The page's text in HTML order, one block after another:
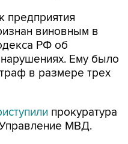
предприятия
виновным в
РФ об
Ему было
в размере трех
прокуратура
МВД.